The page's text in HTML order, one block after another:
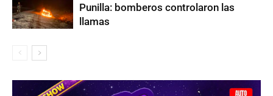
Punilla: bomberos controlaron las
llamas